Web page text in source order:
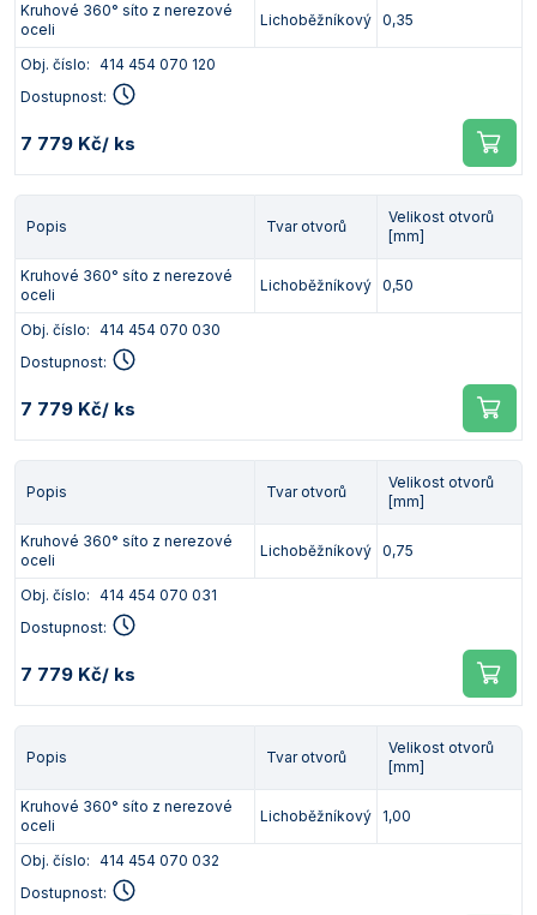
Kruhové 360° síto z nerezové
oceli
Lichoběžníkový 0,35
Obj. číslo: 414 454 070 120
Dostupnost:
7 779 Kč/ ks
Popis Tvar otvorů
Velikost otvorů
[mm]
Kruhové 360° síto z nerezové
oceli
Lichoběžníkový 0,50
Obj. číslo: 414 454 070 030
Dostupnost:
7 779 Kč/ ks
Popis Tvar otvorů
Velikost otvorů
[mm]
Kruhové 360° síto z nerezové
oceli
Lichoběžníkový 0,75
Obj. číslo: 414 454 070 031
Dostupnost:
7 779 Kč/ ks
Popis Tvar otvorů
Velikost otvorů
[mm]
Kruhové 360° síto z nerezové
oceli
Lichoběžníkový 1,00
Obj. číslo: 414 454 070 032
Dostupnost: